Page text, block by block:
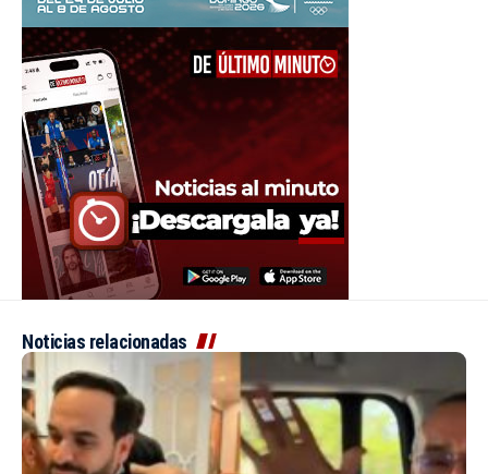
Noticias relacionadas